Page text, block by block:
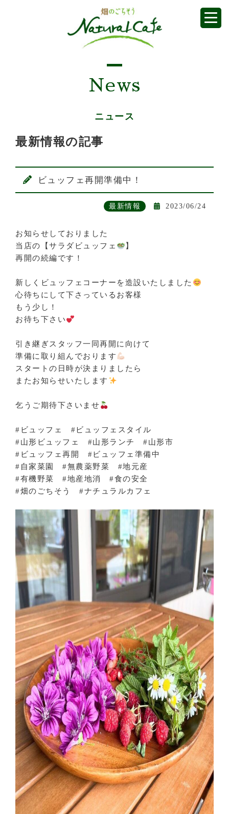
News
ニュース
最新情報の記事
ビュッフェ再開準備中！
最新情報 2023/06/24
お知らせしておりました
当店の【サラダビュッフェ
】
再開の続編です！
新しくビュッフェコーナーを造設いたしました
心待ちにして下さっているお客様
もう少し！
お待ち下さい
引き継ぎスタッフ一同再開に向けて
準備に取り組んでおります
スタートの日時が決まりましたら
またお知らせいたします
乞うご期待下さいませ
#ビュッフェ #ビュッフェスタイル
#山形ビュッフェ #山形ランチ #山形市
#ビュッフェ再開 #ビュッフェ準備中
#自家菜園 #無農薬野菜 #地元産
#有機野菜 #地産地消 #食の安全
#畑のごちそう #ナチュラルカフェ